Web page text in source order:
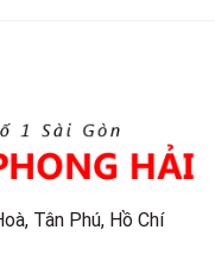
Tân Phú, Hồ Chí